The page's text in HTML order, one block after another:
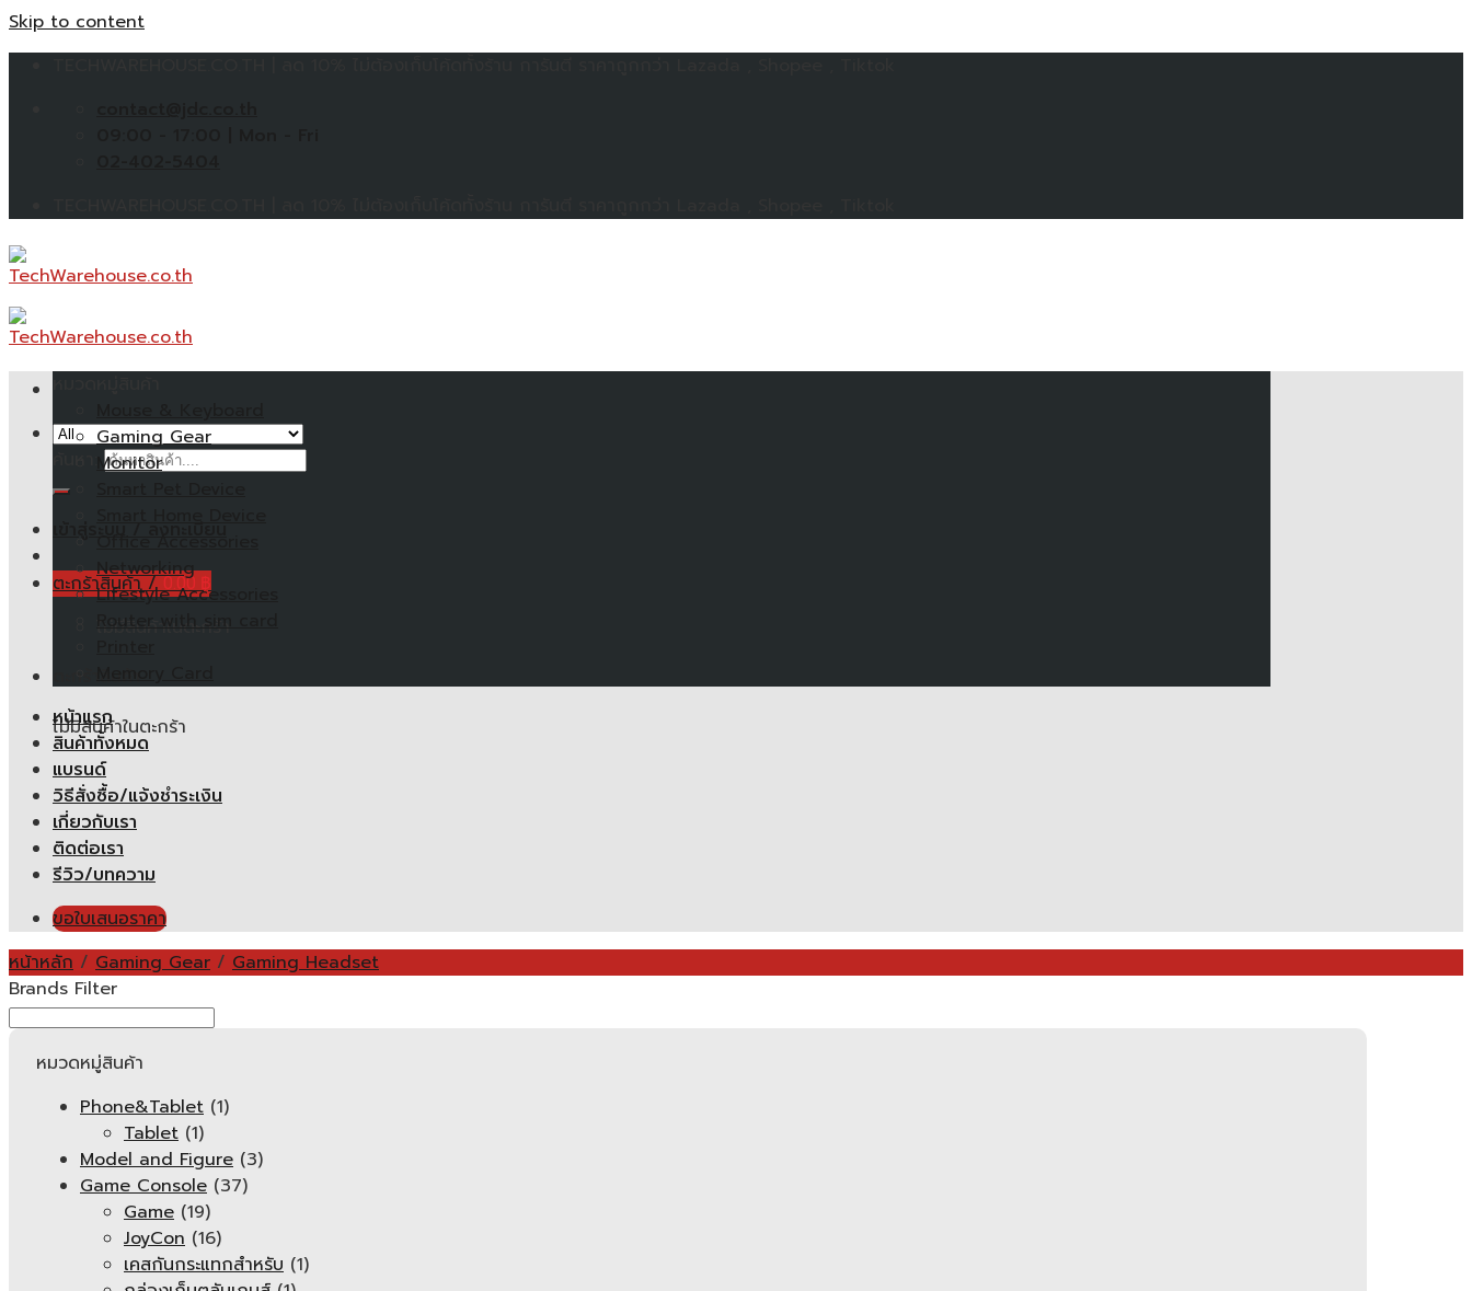
Skip to content
ตะกร้าสินค้า /0.00 ฿
ไม่มีสินค้าในตะกร้า
ไม่มีสินค้าในตะกร้า
Gaming Gear
Monitor
Networking
Lifestyle Accessories
Router with sim card
หน้าแรก
สินค้าทั้งหมด
แบรนด์
วิธีสั่งซื้อ/แจ้งชำระเงิน
เกี่ยวกับเรา
ติดต่อเรา
รีวิว/บทความ
ขอใบเสนอราคา
หน้าหลัก / Gaming Gear / Gaming Headset
Brands Filter
หมวดหมู่สินค้า
Phone&Tablet (1)
Tablet (1)
Model and Figure (3)
Game Console (37)
Game (19)
JoyCon (16)
เคสกันกระแทกสำหรับ (1)